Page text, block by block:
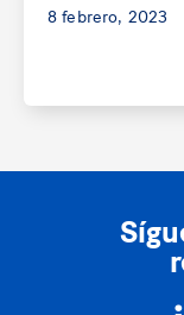
8 febrero, 2023